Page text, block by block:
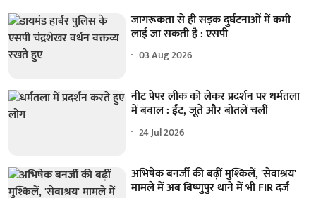
जागरूकता से ही सड़क दुर्घटनाओं में कमी
लाई जा सकती है : एसपी
03 Aug 2026
नीट पेपर लीक को लेकर प्रदर्शन पर धर्मतला
में बवाल : ईंट, जूते और बोतलें चलीं
24 Jul 2026
अभिषेक बनर्जी की बढ़ीं मुश्किलें, 'सेवाश्रय'
मामले में अब बिष्णुपुर थाने में भी FIR दर्ज